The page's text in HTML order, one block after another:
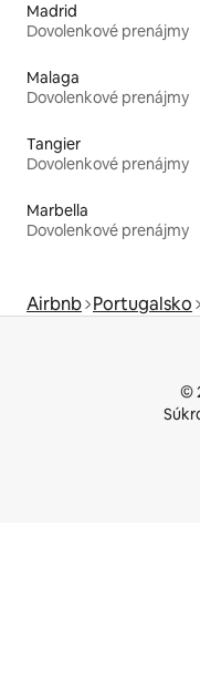
Madrid
Dovolenkové prenájmy
Malaga
Dovolenkové prenájmy
Tangier
Dovolenkové prenájmy
Marbella
Dovolenkové prenájmy
Airbnb Portugalsko
©